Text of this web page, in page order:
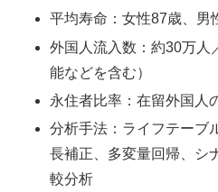
平均寿命：女性87歳、男
外国人流入数：約30万人
能などを含む）
永住者比率：在留外国人
分析手法：ライフテーブ
長補正、多変量回帰、シ
較分析